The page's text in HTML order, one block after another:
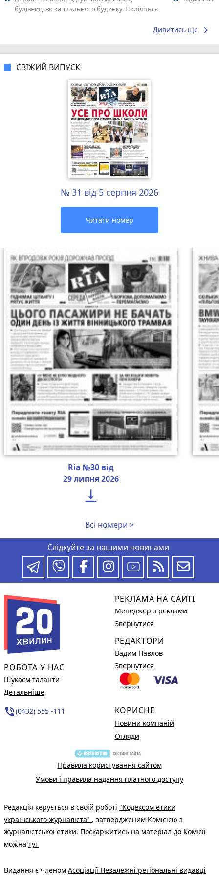
будівництво капітального будинку. Поділіться
Дивитись ще keyboard_arrow_right
СВІЖИЙ ВИПУСК
№ 31 від 5 серпня 2026
Читати номер
Ria №30 від
29 липня 2026

Всі номери >
Слідкуйте за нашими новинами
РОБОТА У НАС
Шукаєм таланти
Детальніше
phone_in_talk(0432) 555 -111
РЕКЛАМА НА САЙТІ
Менеджер з реклами
Звернутися
РЕДАКТОРИ
Вадим Павлов
Звернутися
КОРИСНЕ
Новини компаній
Огляди
Правила користування сайтом
Умови і правила надання платного доступу
Редакція керується в своїй роботі "Кодексом етики
українського журналіста" , затвердженим Комісією з
журналістської етики. Поскаржитись на матеріал до Комісії
можна тут
Видання є членом Асоціації Незалежні регіональні видавці